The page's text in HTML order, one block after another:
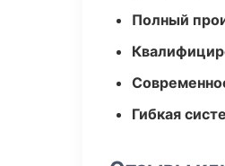
Полный
Гибкая